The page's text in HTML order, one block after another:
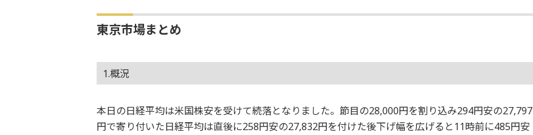
東京市場まとめ
1.概況
本日の日経平均は米国株安を受けて続落となりました。節目の28,000円を割り込み294円安の27,797
円で寄り付いた日経平均は直後に258円安の27,832円を付けた後下げ幅を広げると11時前に485円安